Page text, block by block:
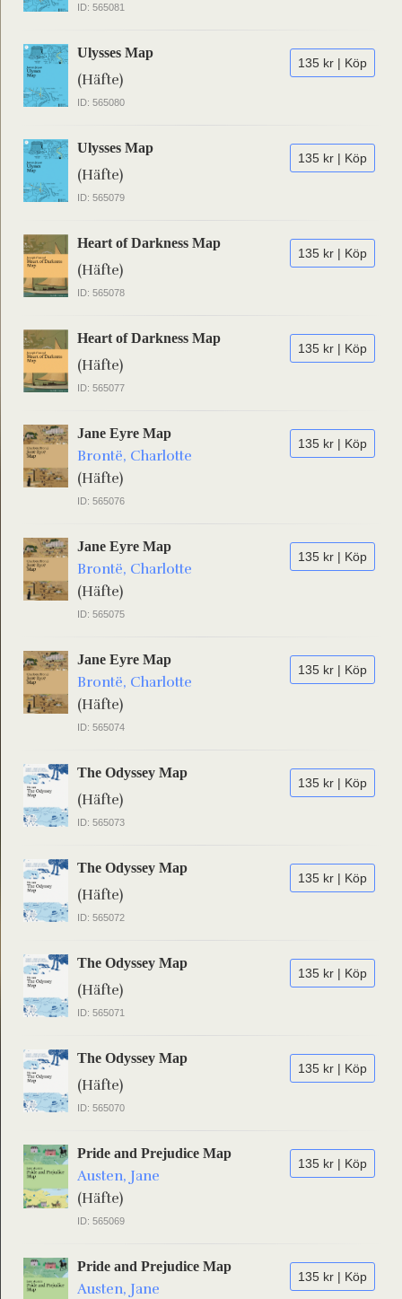
ID: 565081
135 kr | Köp
Ulysses Map
(Häfte)
ID: 565080
135 kr | Köp
Ulysses Map
(Häfte)
ID: 565079
135 kr | Köp
Heart of Darkness Map
(Häfte)
ID: 565078
135 kr | Köp
Heart of Darkness Map
(Häfte)
ID: 565077
135 kr | Köp
Jane Eyre Map
Brontë, Charlotte
(Häfte)
ID: 565076
135 kr | Köp
Jane Eyre Map
Brontë, Charlotte
(Häfte)
ID: 565075
135 kr | Köp
Jane Eyre Map
Brontë, Charlotte
(Häfte)
ID: 565074
135 kr | Köp
The Odyssey Map
(Häfte)
ID: 565073
135 kr | Köp
The Odyssey Map
(Häfte)
ID: 565072
135 kr | Köp
The Odyssey Map
(Häfte)
ID: 565071
135 kr | Köp
The Odyssey Map
(Häfte)
ID: 565070
135 kr | Köp
Pride and Prejudice Map
Austen, Jane
(Häfte)
ID: 565069
135 kr | Köp
Pride and Prejudice Map
Austen, Jane